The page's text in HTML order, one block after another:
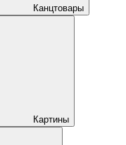
Канцтовары
Картины